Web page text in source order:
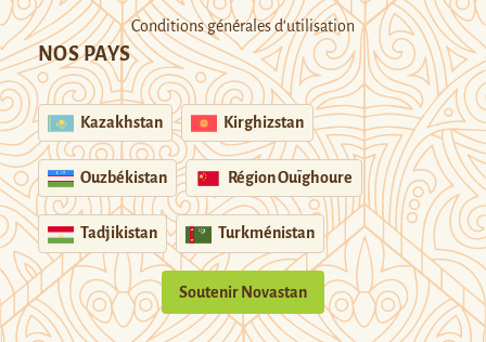
Conditions générales d’utilisation
NOS PAYS
Kazakhstan Kirghizstan
Ouzbékistan Région Ouïghoure
Tadjikistan Turkménistan
Soutenir Novastan